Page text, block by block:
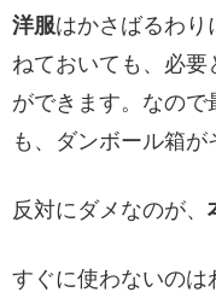
洋服はかさばるわり
ねておいても、必要
ができます。なので
も、ダンボール箱が
反対にダメなのが、
すぐに使わないの